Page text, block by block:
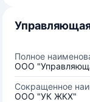
Полное
ООО
Сокращенное
ООО "УК ЖКХ"